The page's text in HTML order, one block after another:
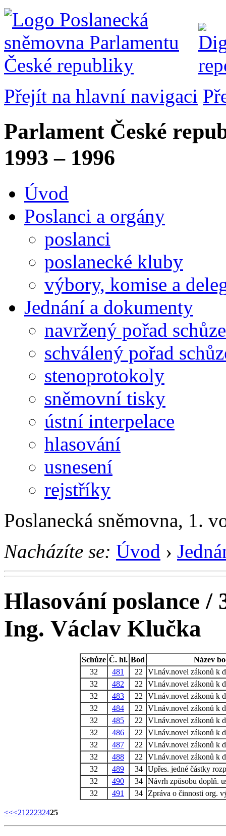
Přejít na hlavní navigaci
Parlament České
1993 – 1996
Úvod
Poslanci a orgány
poslanci
poslanecké kluby
výbory, komise a
Jednání a dokumenty
navržený pořad schůze
schválený pořad
stenoprotokoly
sněmovní tisky
ústní interpelace
hlasování
usnesení
rejstříky
Poslanecká sněmovna, 1.
Nacházíte se: Úvod ›
Hlasování poslance /
Ing. Václav Klučka
Schůze Č. hl. Bod
Název
32
481 22
Vl.náv.novel zákonů k
32
482 22
Vl.náv.novel zákonů k
32
483 22
Vl.náv.novel zákonů k
32
484 22
Vl.náv.novel zákonů k
32
485 22
Vl.náv.novel zákonů k
32
486 22
Vl.náv.novel zákonů k
32
487 22
Vl.náv.novel zákonů k
32
488 22
Vl.náv.novel zákonů k
32
489 34 Upřes. jedné částky
32
490 34 Návrh způsobu doplň.
32
491 34 Zpráva o činnosti org.
<<<21 22232425